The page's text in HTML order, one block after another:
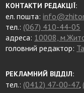
КОНТАКТИ РЕДАКЦІЇ:
ел. пошта:
тел.: (067) 410-44-05
адреса: 10008,
головний редактор:
РЕКЛАМНИЙ ВІДДІЛ:
тел.: (0412) 47-00-47,